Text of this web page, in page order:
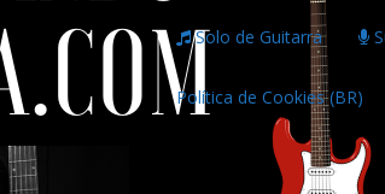
Solo de Guitarra
Política de Cookies (BR)